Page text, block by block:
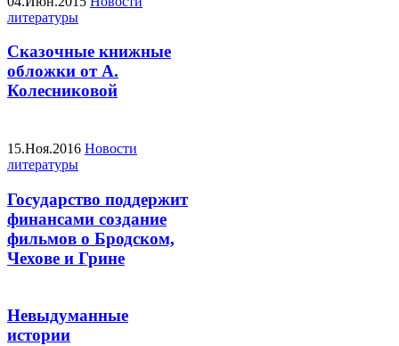
литературы
Сказочные книжные
обложки от А.
Колесниковой
15.Ноя.2016 Новости
литературы
Государство поддержит
финансами создание
фильмов о Бродском,
Чехове и Грине
Невыдуманные
истории